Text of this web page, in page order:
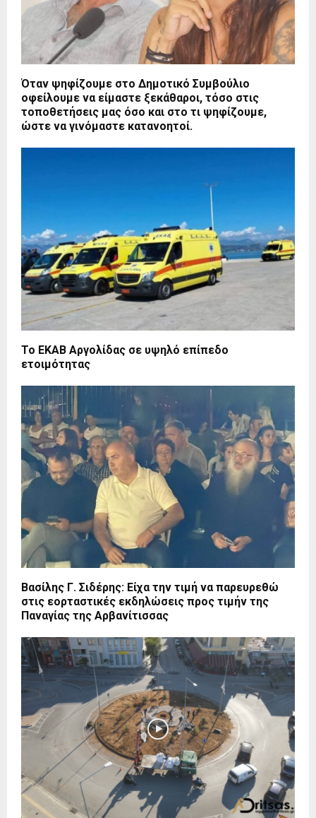
Όταν ψηφίζουμε στο Δημοτικό Συμβούλιο
οφείλουμε να είμαστε ξεκάθαροι, τόσο στις
τοποθετήσεις μας όσο και στο τι ψηφίζουμε,
ώστε να γινόμαστε κατανοητοί.
Το ΕΚΑΒ Αργολίδας σε υψηλό επίπεδο
ετοιμότητας
Βασίλης Γ. Σιδέρης: Είχα την τιμή να παρευρεθώ
στις εορταστικές εκδηλώσεις προς τιμήν της
Παναγίας της Αρβανίτισσας